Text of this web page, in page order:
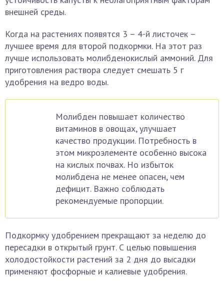
внешней среды.
Когда на растениях появятся 3 – 4-й листочек –
лучшее время для второй подкормки. На этот раз
лучше использовать молибденокислый аммоний. Для
приготовления раствора следует смешать 5 г
удобрения на ведро воды.
Молибден повышает количество
витаминов в овощах, улучшает
качество продукции. Потребность в
этом микроэлементе особенно высока
на кислых почвах. Но избыток
молибдена не менее опасен, чем
дефицит. Важно соблюдать
рекомендуемые пропорции.
Подкормку удобрением прекращают за неделю до
пересадки в открытый грунт. С целью повышения
холодостойкости растений за 2 дня до высадки
применяют фосфорные и калиевые удобрения.